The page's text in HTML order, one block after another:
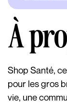
À
Shop Santé,
pour les gros
vie, une